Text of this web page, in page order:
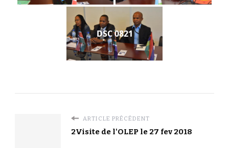
DSC 0821
ARTICLE PRÉCÉDENT
2Visite de l'OLEP le 27 fev 2018